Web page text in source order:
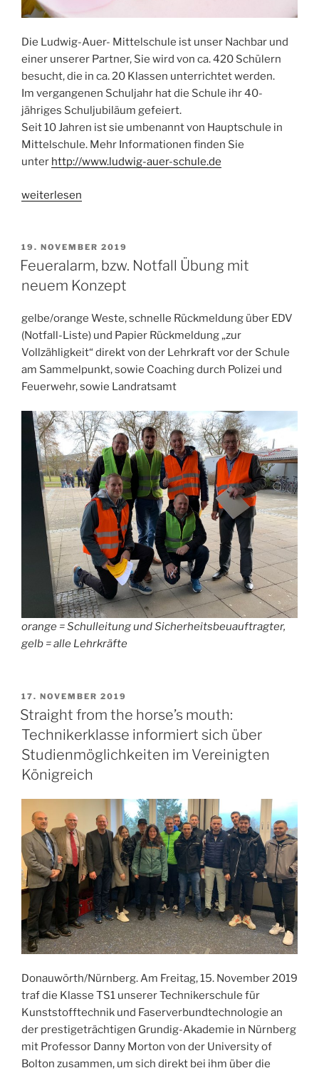
Die Ludwig-Auer- Mittelschule ist unser Nachbar und
einer unserer Partner, Sie wird von ca. 420 Schülern
besucht, die in ca. 20 Klassen unterrichtet werden.
Im vergangenen Schuljahr hat die Schule ihr 40-
jähriges Schuljubiläum gefeiert.
Seit 10 Jahren ist sie umbenannt von Hauptschule in
Mittelschule. Mehr Informationen finden Sie
unter http://www.ludwig-auer-schule.de
„Gratulation
Mittelschule
zum
10-
und
40-
jährigen
Jubiläum“
weiterlesen
VERÖFFENTLICHT
AM
19. NOVEMBER 2019
Feueralarm, bzw. Notfall Übung mit
neuem Konzept
gelbe/orange Weste, schnelle Rückmeldung über EDV
(Notfall-Liste) und Papier Rückmeldung „zur
Vollzähligkeit“ direkt von der Lehrkraft vor der Schule
am Sammelpunkt, sowie Coaching durch Polizei und
Feuerwehr, sowie Landratsamt
orange = Schulleitung und Sicherheitsbeuauftragter,
gelb = alle Lehrkräfte
VERÖFFENTLICHT
AM
17. NOVEMBER 2019
Straight from the horse’s mouth:
Technikerklasse informiert sich über
Studienmöglichkeiten im Vereinigten
Königreich
Donauwörth/Nürnberg. Am Freitag, 15. November 2019
traf die Klasse TS1 unserer Technikerschule für
Kunststofftechnik und Faserverbundtechnologie an
der prestigeträchtigen Grundig-Akademie in Nürnberg
mit Professor Danny Morton von der University of
Bolton zusammen, um sich direkt bei ihm über die